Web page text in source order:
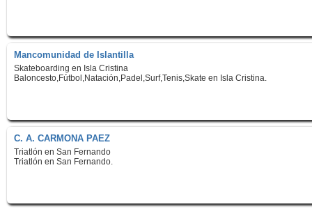
Mancomunidad de Islantilla
Skateboarding en Isla Cristina
Baloncesto,Fútbol,Natación,Padel,Surf,Tenis,Skate en Isla Cristina.
C. A. CARMONA PAEZ
Triatlón en San Fernando
Triatlón en San Fernando.